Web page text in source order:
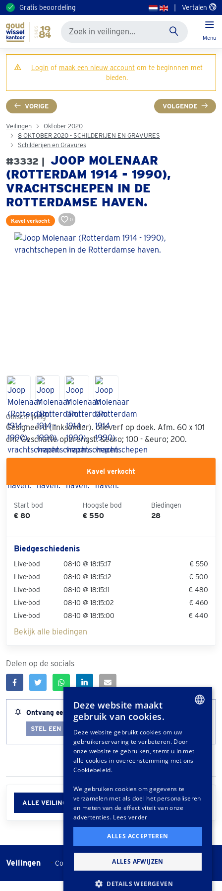
Gratis beoordeling Vertalen
Menu
Login of maak een nieuw account om te beginnnen met
bieden.
VORIGE VOLGENDE
Veilingen
Oktober 2020
8 OKTOBER 2020 - SCHILDERIJEN EN GRAVURES
Schilderijen en Gravures
#3332 | JOOP MOLENAAR
(ROTTERDAM 1914 - 1990),
VRACHTSCHEPEN IN DE
ROTTERDAMSE HAVEN.
Kavel verkocht 0
Omschrijving
Gesigneerd (linksonder). olieverf op doek. Afm. 60 x 101
cm. Geschatte opbrengst: &euro; 100 - &euro; 200.
Kavel verkocht
Start bod
€ 80
Hoogste bod
€ 550
Biedingen
28
Biedgeschiedenis
Live-bod 08-10 @ 18:15:17
€ 550
Live-bod
08-10 @ 18:15:12
€ 500
Live-bod
08-10 @ 18:15:11
€ 480
Live-bod
08-10 @ 18:15:02
€ 460
Live-bod
08-10 @ 18:15:00 € 440
Bekijk alle biedingen
Delen op de socials
Ontvang een melding wanneer dit kavel bijna afloopt
STEL EEN LOTALERT IN
ALLE VEILINGINFORMATIE
Veilingen - Cookie instellingen Veilingvoorwaarden
GERMAN
FRENCH
Deze website maakt
gebruik van cookies.
Deze website gebruikt cookies om uw
gebruikerservaring te verbeteren. Door
onze website te gebruiken, stemt u in met
alle cookies in overeenstemming met ons
Cookiebeleid.
We gebruiken cookies om gegevens te
verzamelen met als doel het personaliseren
en meten van de effectiviteit van onze
advertenties. Lees verder
ALLES ACCEPTEREN
ALLES AFWIJZEN
DETAILS WEERGEVEN